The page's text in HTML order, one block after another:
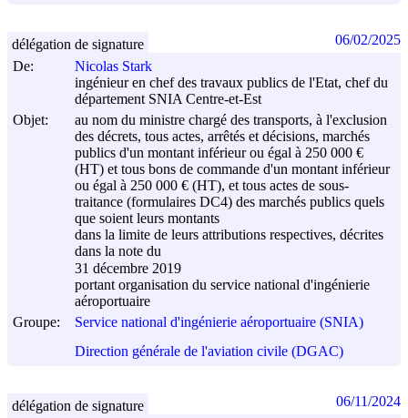
De:
Nicolas Stark
ingénieur en chef des travaux publics de l'Etat, chef du
département SNIA Centre-et-Est
Objet:
au nom du ministre chargé des transports, à l'exclusion
des décrets, tous actes, arrêtés et décisions, marchés
publics d'un montant inférieur ou égal à 250 000 €
(HT) et tous bons de commande d'un montant inférieur
ou égal à 250 000 € (HT), et tous actes de sous-
traitance (formulaires DC4) des marchés publics quels
que soient leurs montants
dans la limite de leurs attributions respectives, décrites
dans la note du
31 décembre 2019
portant organisation du service national d'ingénierie
aéroportuaire
Groupe:
Service national d'ingénierie aéroportuaire (SNIA)
Direction générale de l'aviation civile (DGAC)
délégation de signature 06/02/2025
délégation de signature 06/11/2024